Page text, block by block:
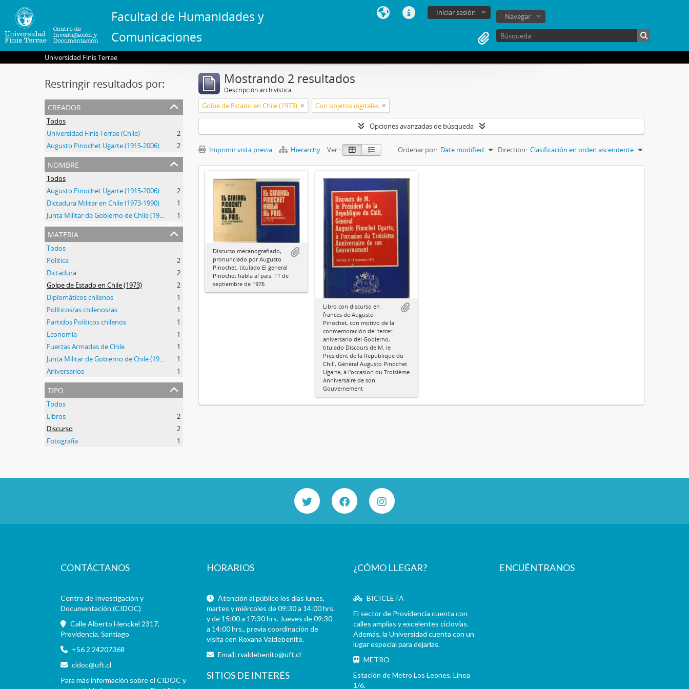
Facultad de Humanidades y
Comunicaciones
Iniciar sesión Navegar
Universidad Finis Terrae
Restringir resultados por:
creador
Todos
Universidad Finis Terrae (Chile)
2
Augusto Pinochet Ugarte (1915-2006)
2
nombre
Todos
Augusto Pinochet Ugarte (1915-2006)
2
Dictadura Militar en Chile (1973-1990)
1
Junta Militar de Gobierno de Chile (1973-1990)
1
materia
Todos
Política
2
Dictadura
2
Golpe de Estado en Chile (1973)
2
Diplomáticos chilenos
1
Políticos/as chilenos/as
1
Partidos Políticos chilenos
1
Economía
1
Fuerzas Armadas de Chile
1
Junta Militar de Gobierno de Chile (1973-1990)
1
Aniversarios
1
tipo
Todos
Libros
2
Discurso
2
Fotografía
1
Mostrando 2 resultados
Descripción archivística
Golpe de Estado en Chile (1973) Con objetos digitales
Opciones avanzadas de búsqueda
Imprimir vista previa Hierarchy Ver : Ordenar por: Date modified Direction: Clasificación en orden ascendente
Discurso mecanografiado,
pronunciado por Augusto
Pinochet, titulado El general
Pinochet habla al país: 11 de
septiembre de 1976
Libro con discurso en
francés de Augusto
Pinochet, con motivo de la
conmemoración del tercer
aniversario del Gobierno,
titulado Discours de M. le
Président de la République du
Chilí, Général Augusto Pinochet
Ugarte, à l'occasion du Troisième
Anniversaire de son
Gouvernement
CONTÁCTANOS
Centro de Investigación y
Documentación (CIDOC)
Calle Alberto Henckel 2317,
Providencia, Santiago
+56 2 24207368
cidoc@uft.cl
Para más información sobre el CIDOC y
HORARIOS
Atención al público los días lunes,
martes y miércoles de 09:30 a 14:00 hrs.
y de 15:00 a 17:30 hrs. Jueves de 09:30
a 14:00 hrs., previa coordinación de
visita con Roxana Valdebenito.
Email:rvaldebenito@uft.cl
SITIOS DE INTERÉS
¿CÓMO LLEGAR?
BICICLETA
El sector de Providencia cuenta con
calles amplias y excelentes ciclovías.
Además, la Universidad cuenta con un
lugar especial para dejarlas.
METRO
Estación de Metro Los Leones. Línea
1/6.
ENCUÉNTRANOS